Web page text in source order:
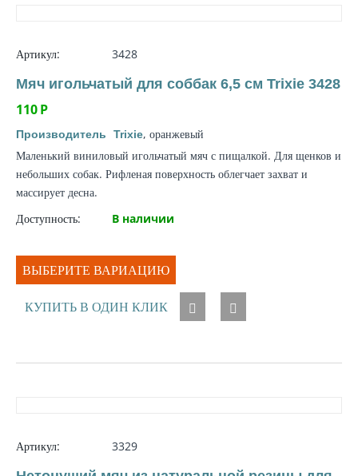
Артикул: 3428
Мяч игольчатый для соббак 6,5 см Trixie 3428
110Р
Производитель Trixie, оранжевый
Маленький виниловый игольчатый мяч с пищалкой. Для щенков и
небольших собак. Рифленая поверхность облегчает захват и
массирует десна.
Доступность:
В наличии
ВЫБЕРИТЕ ВАРИАЦИЮ
КУПИТЬ В ОДИН КЛИК
Артикул: 3329